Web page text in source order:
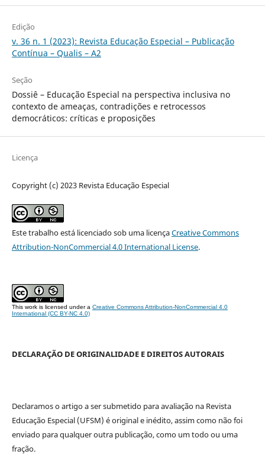
Edição
v. 36 n. 1 (2023): Revista Educação Especial – Publicação
Contínua – Qualis – A2
Seção
Dossiê – Educação Especial na perspectiva inclusiva no
contexto de ameaças, contradições e retrocessos
democráticos: críticas e proposições
Licença
Copyright (c) 2023 Revista Educação Especial
Este trabalho está licenciado sob uma licençaCreative Commons
Attribution-NonCommercial 4.0 International License.
This work is licensed under a Creative Commons Attribution-NonCommercial 4.0
International (CC BY-NC 4.0)
DECLARAÇÃO DE ORIGINALIDADE E DIREITOS AUTORAIS
Declaramos o artigo a ser submetido para avaliação na Revista
Educação Especial (UFSM) é original e inédito, assim como não foi
enviado para qualquer outra publicação, como um todo ou uma
fração.